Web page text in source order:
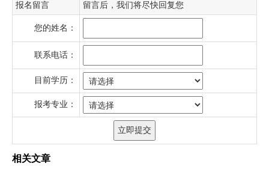
报名留言 留言后，我们将尽快回复您
您的姓名：
联系电话：
目前学历：
报考专业：
相关文章